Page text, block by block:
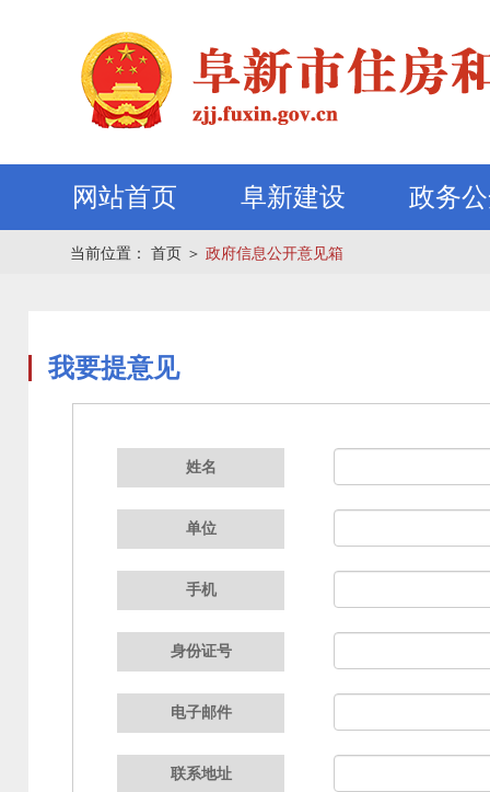
网站首页 阜新建设 政务
当前位置： 首页 ＞ 政府信息公开意见箱
我要提意见
姓名
单位
手机
身份证号
电子邮件
联系地址